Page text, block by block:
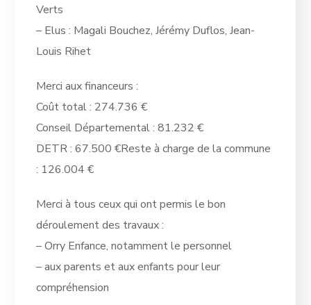
Verts
– Elus : Magali Bouchez, Jérémy Duflos, Jean-
Louis Rihet
Merci aux financeurs :
Coût total : 274.736 €
Conseil Départemental : 81.232 €
DETR : 67.500 €Reste à charge de la commune
: 126.004 €
Merci à tous ceux qui ont permis le bon
déroulement des travaux :
– Orry Enfance, notamment le personnel
– aux parents et aux enfants pour leur
compréhension